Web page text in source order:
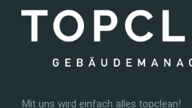
Mit uns wird einfach alles topclean!